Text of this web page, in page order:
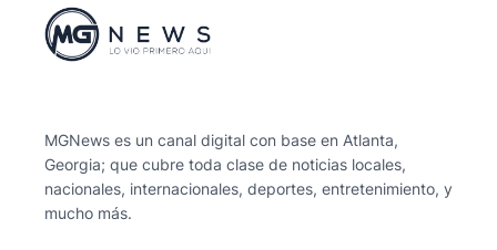
MGNews es un canal digital con base en Atlanta,
Georgia; que cubre toda clase de noticias locales,
nacionales, internacionales, deportes, entretenimiento, y
mucho más.